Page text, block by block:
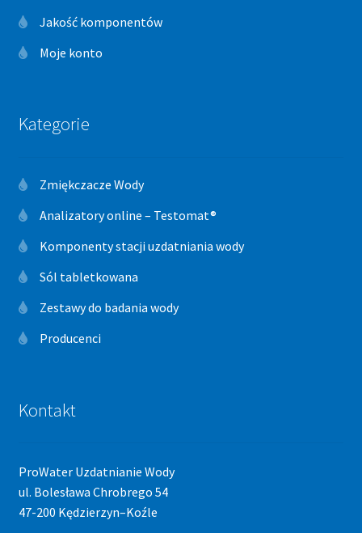
Jakość komponentów
Moje konto
Kategorie
Zmiękczacze Wody
Analizatory online – Testomat®
Komponenty stacji uzdatniania wody
Sól tabletkowana
Zestawy do badania wody
Producenci
Kontakt
ProWater Uzdatnianie Wody
ul. Bolesława Chrobrego 54
47-200 Kędzierzyn–Koźle